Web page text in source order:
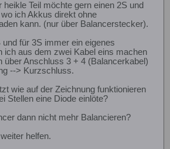
Teil möchte gern einen 2S und
ich Akkus direkt ohne
kann. (nur über Balancerstecker).
und für 3S immer ein eigenes
ich aus dem zwei Kabel eins machen
über Anschluss 3 + 4 (Balancerkabel)
--> Kurzschluss.
wie auf der Zeichnung funktionieren
Stellen eine Diode einlöte?
dann nicht mehr Balancieren?
helfen.